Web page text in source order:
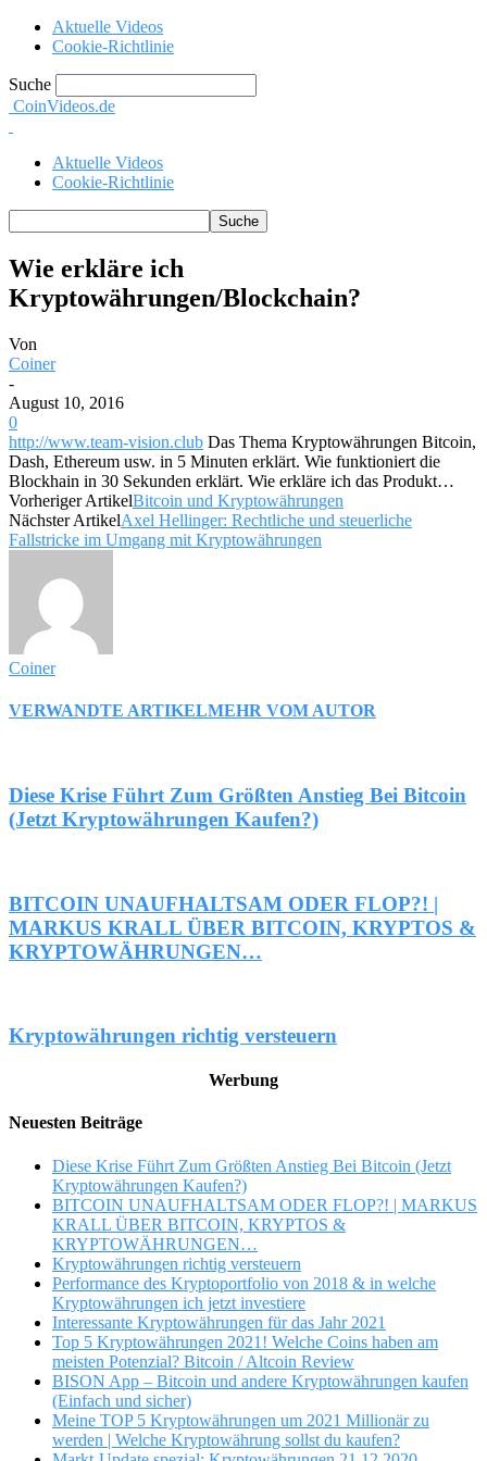
Aktuelle Videos
Cookie-Richtlinie
Suche
CoinVideos.de
Aktuelle Videos
Cookie-Richtlinie
Wie erkläre ich
Kryptowährungen/Blockchain?
Von
Coiner
-
August 10, 2016
0
http://www.team-vision.club Das Thema Kryptowährungen Bitcoin,
Dash, Ethereum usw. in 5 Minuten erklärt. Wie funktioniert die
Blockhain in 30 Sekunden erklärt. Wie erkläre ich das Produkt…
Vorheriger ArtikelBitcoin und Kryptowährungen
Nächster ArtikelAxel Hellinger: Rechtliche und steuerliche
Fallstricke im Umgang mit Kryptowährungen
Coiner
VERWANDTE ARTIKELMEHR VOM AUTOR
Diese Krise Führt Zum Größten Anstieg Bei Bitcoin
(Jetzt Kryptowährungen Kaufen?)
BITCOIN UNAUFHALTSAM ODER FLOP?! |
MARKUS KRALL ÜBER BITCOIN, KRYPTOS &
KRYPTOWÄHRUNGEN…
Kryptowährungen richtig versteuern
Werbung
Neuesten Beiträge
Diese Krise Führt Zum Größten Anstieg Bei Bitcoin (Jetzt
Kryptowährungen Kaufen?)
BITCOIN UNAUFHALTSAM ODER FLOP?! | MARKUS
KRALL ÜBER BITCOIN, KRYPTOS &
KRYPTOWÄHRUNGEN…
Kryptowährungen richtig versteuern
Performance des Kryptoportfolio von 2018 & in welche
Kryptowährungen ich jetzt investiere
Interessante Kryptowährungen für das Jahr 2021
Top 5 Kryptowährungen 2021! Welche Coins haben am
meisten Potenzial? Bitcoin / Altcoin Review
BISON App – Bitcoin und andere Kryptowährungen kaufen
(Einfach und sicher)
Meine TOP 5 Kryptowährungen um 2021 Millionär zu
werden | Welche Kryptowährung sollst du kaufen?